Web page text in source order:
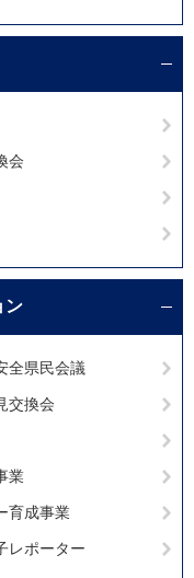
会
ン
全県民会議
交換会
業
育成事業
レポーター